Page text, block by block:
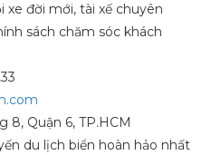
xe đời mới, tài xế chuyên
sách chăm sóc khách
8, Quận 6, TP.HCM
du lịch biển hoàn hảo nhất